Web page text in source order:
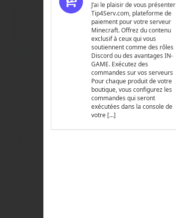
J’ai le plaisir de vous présenter
Tip4Serv.com, plateforme de
paiement pour votre serveur
Minecraft. Offrez du contenu
exclusif à ceux qui vous
soutiennent comme des rôles
Discord ou des avantages IN-
GAME. Exécutez des
commandes sur vos serveurs
Pour chaque produit de votre
boutique, vous configurez les
commandes qui seront
exécutées dans la console de
votre […]